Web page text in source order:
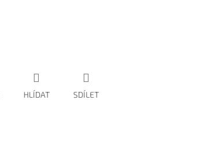
HLÍDAT SDÍLET